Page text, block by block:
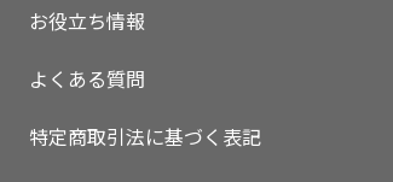
お役立ち情報
よくある質問
特定商取引法に基づく表記